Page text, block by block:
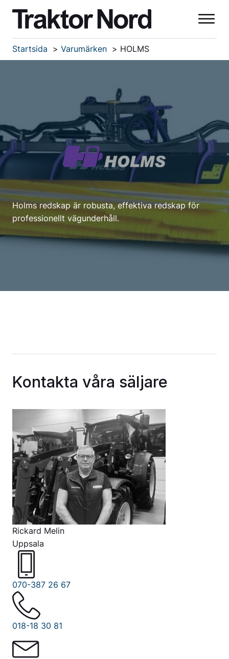
Startsida Varumärken HOLMS
Holms redskap är robusta, effektiva redskap för
professionellt vägunderhåll.
Kontakta våra säljare
Rickard Melin
Uppsala
070-387 26 67
018-18 30 81